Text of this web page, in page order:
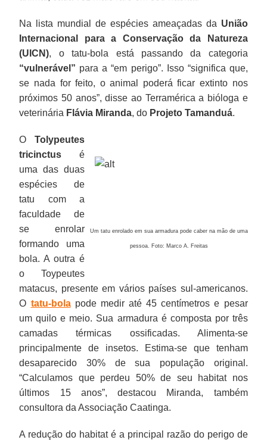
Na lista mundial de espécies ameaçadas da União
Internacional para a Conservação da Natureza
(UICN), o tatu-bola está passando da categoria
“vulnerável” para a “em perigo”. Isso “significa que,
se nada for feito, o animal poderá ficar extinto nos
próximos 50 anos”, disse ao Terramérica a bióloga e
veterinária Flávia Miranda, do Projeto Tamanduá.
Um tatu enrolado em sua armadura pode caber na mão de uma
pessoa. Foto: Marco A. Freitas
O Tolypeutes
tricinctus é
uma das duas
espécies de
tatu com a
faculdade de
se enrolar
formando uma
bola. A outra é
o Toypeutes
matacus, presente em vários países sul-americanos.
O tatu-bolapode medir até 45 centímetros e pesar
um quilo e meio. Sua armadura é composta por três
camadas térmicas ossificadas. Alimenta-se
principalmente de insetos. Estima-se que tenham
desaparecido 30% de sua população original.
“Calculamos que perdeu 50% de seu habitat nos
últimos 15 anos”, destacou Miranda, também
consultora da Associação Caatinga.
A redução do habitat é a principal razão do perigo de